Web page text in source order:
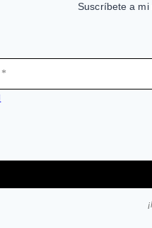
Suscríbete a